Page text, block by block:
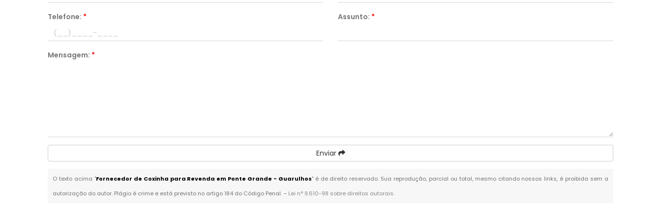
Telefone: * Assunto: *
Mensagem: *
Enviar
O texto acima "Fornecedor de Coxinha para Revenda em Ponte Grande - Guarulhos" é de direito reservado. Sua reprodução, parcial ou total, mesmo citando nossos links, é proibida sem a
autorização do autor. Plágio é crime e está previsto no artigo 184 do Código Penal. – Lei n° 9.610-98 sobre direitos autorais.